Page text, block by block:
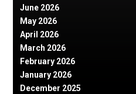
June 2026
May 2026
April 2026
March 2026
February 2026
January 2026
December 2025